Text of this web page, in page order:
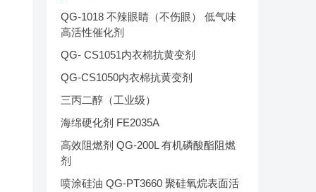
QG-1018 不辣眼睛（不伤眼） 低气味
高活性催化剂
QG- CS1051内衣棉抗黄变剂
QG-CS1050内衣棉抗黄变剂
三丙二醇（工业级）
海绵硬化剂 FE2035A
高效阻燃剂 QG-200L 有机磷酸酯阻燃
剂
喷涂硅油 QG-PT3660 聚硅氧烷表面活